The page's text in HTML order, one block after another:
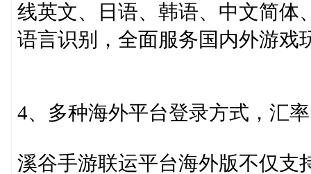
线英文、日语、韩语、中文简体
语言识别，全面服务国内外游戏
4、多种海外平台登录方式，汇
溪谷手游联运平台海外版不仅支